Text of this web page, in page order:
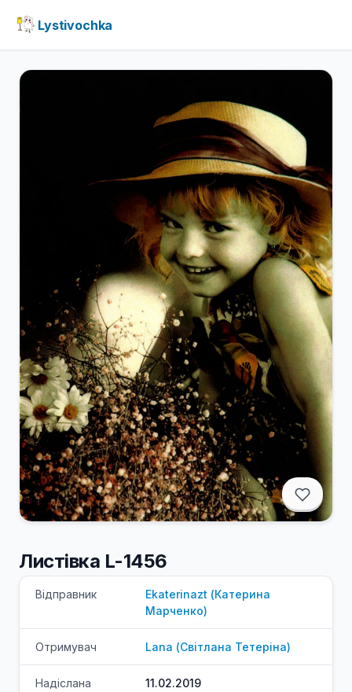
Lystivochka
Листівка L-1456
Відправник Ekaterinazt (Катерина
Марченко)
Отримувач Lana (Світлана Тетеріна)
Надіслана 11.02.2019